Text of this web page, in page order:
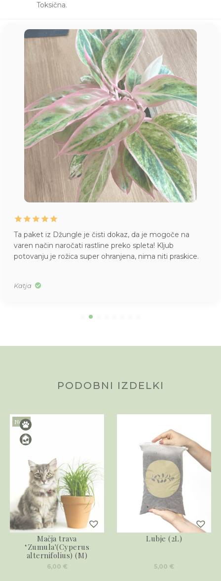
Toksična.
Ta paket iz Džungle je čisti dokaz, da je mogoče na
varen način naročati rastline preko spleta! Kljub
potovanju je rožica super ohranjena, nima niti praskice.
Katja
PODOBNI IZDELKI
Novo
Mačja trava
‘Zumula'(Cyperus
alternifolius) (M)
6,00 €
Lubje (2L)
5,00 €